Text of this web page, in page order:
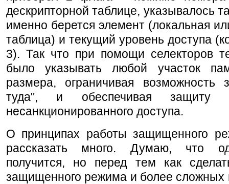
дескрипторной таблице, указывалось
именно берется элемент (локальная
таблица) и текущий уровень доступа
3). Так что при помощи селекторов
было указывать любой участок
размера, ограничивая возможность
туда", и обеспечивая защиту
несанкционированного доступа.
О принципах работы защищенного
рассказать много. Думаю, что
получится, но перед тем как
защищенного режима и более сложных